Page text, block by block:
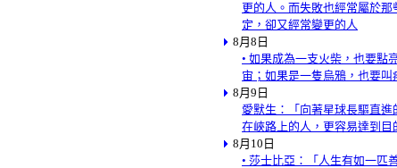
更的人。而失敗也經常屬於那
定，卻又經常變更的人
8月8日
• 如果成為一支火柴，也要點
宙；如果是一隻烏鴉，也要叫
8月9日
愛默生：「向著星球長驅直進
在峽路上的人，更容易達到目
8月10日
• 莎士比亞：「人生有如一匹